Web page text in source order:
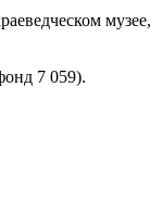
7 059).